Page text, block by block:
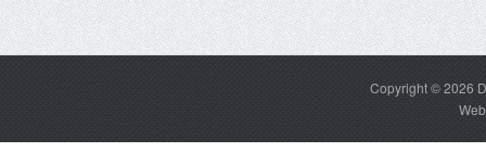
Copyright © 2026